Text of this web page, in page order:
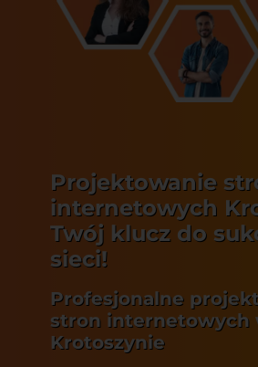
Projektowanie
internetowych
Twój klucz do
sieci!
Profesjonalne
stron internetowych
Krotoszynie